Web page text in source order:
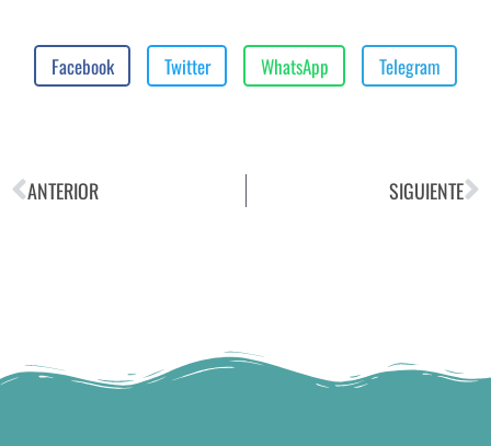
Facebook Twitter WhatsApp Telegram
ANTERIOR SIGUIENTE